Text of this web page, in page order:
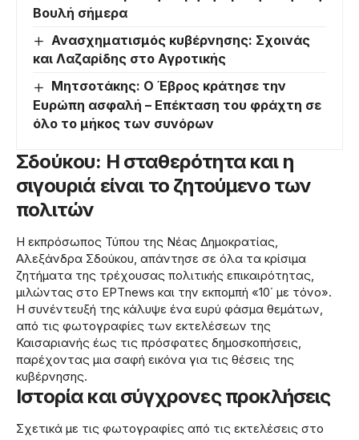
Βουλή σήμερα
Ανασχηματισμός κυβέρνησης: Σχοινάς
και Λαζαρίδης στο Αγροτικής
Μητσοτάκης: Ο Έβρος κράτησε την
Ευρώπη ασφαλή – Επέκταση του φράχτη σε
όλο το μήκος των συνόρων
Σδούκου: Η σταθερότητα και η
σιγουριά είναι το ζητούμενο των
πολιτών
Η εκπρόσωπος Τύπου της Νέας Δημοκρατίας,
Αλεξάνδρα Σδούκου, απάντησε σε όλα τα κρίσιμα
ζητήματα της τρέχουσας πολιτικής επικαιρότητας,
μιλώντας στο ΕΡΤnews και την εκπομπή «10΄ με τόνο».
Η συνέντευξή της κάλυψε ένα ευρύ φάσμα θεμάτων,
από τις φωτογραφίες των εκτελέσεων της
Καισαριανής έως τις πρόσφατες δημοσκοπήσεις,
παρέχοντας μια σαφή εικόνα για τις θέσεις της
κυβέρνησης.
Ιστορία και σύγχρονες προκλήσεις
Σχετικά με τις φωτογραφίες από τις εκτελέσεις στο